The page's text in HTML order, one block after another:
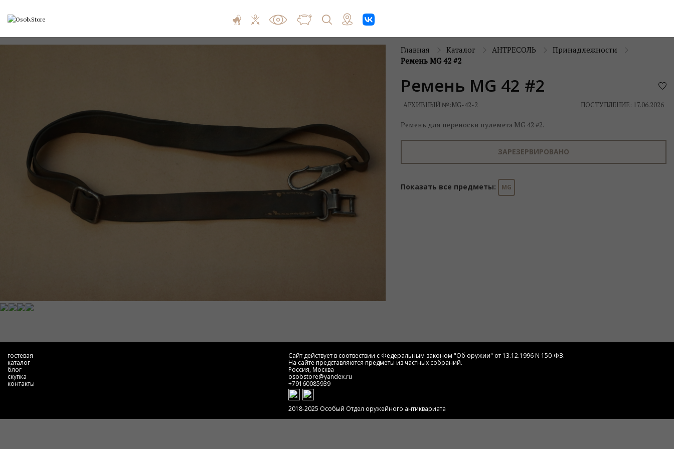
Главная Каталог АНТРЕСОЛЬ
Принадлежности
Ремень MG 42 #2
Ремень MG 42 #2
АРХИВНЫЙ №:MG-42-2 ПОСТУПЛЕНИЕ: 17.06.2026
Ремень для переноски пулемета MG 42 #2.
ЗАРЕЗЕРВИРОВАНО
Показать все предметы: MG
гостевая
каталог
блог
скупка
контакты
Сайт действует в соотвествии с Федеральным законом "Об оружии" от 13.12.1996 N 150-ФЗ.
На сайте представляются предметы из частных собраний.
Россия, Москва
osobstore@yandex.ru
+79160085939
2018-2025 Особый Отдел оружейного антиквариата